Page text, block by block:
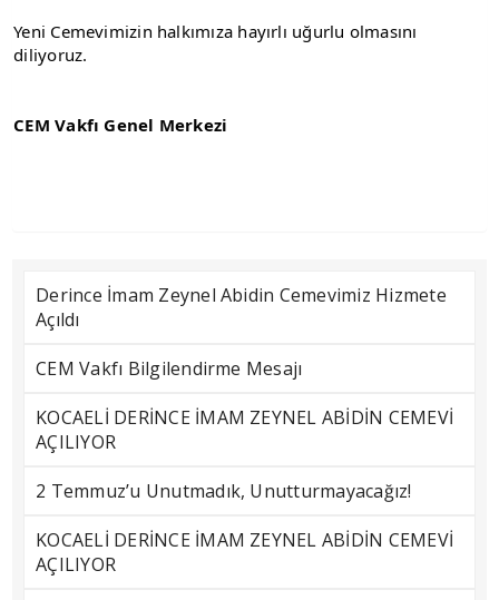
Yeni Cemevimizin halkımıza hayırlı uğurlu olmasını
diliyoruz.
CEM Vakfı Genel Merkezi
Derince İmam Zeynel Abidin Cemevimiz Hizmete
Açıldı
CEM Vakfı Bilgilendirme Mesajı
KOCAELİ DERİNCE İMAM ZEYNEL ABİDİN CEMEVİ
AÇILIYOR
2 Temmuz’u Unutmadık, Unutturmayacağız!
KOCAELİ DERİNCE İMAM ZEYNEL ABİDİN CEMEVİ
AÇILIYOR